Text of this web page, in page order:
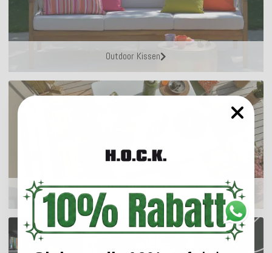
Outdoor Kissen
Sitzkissen